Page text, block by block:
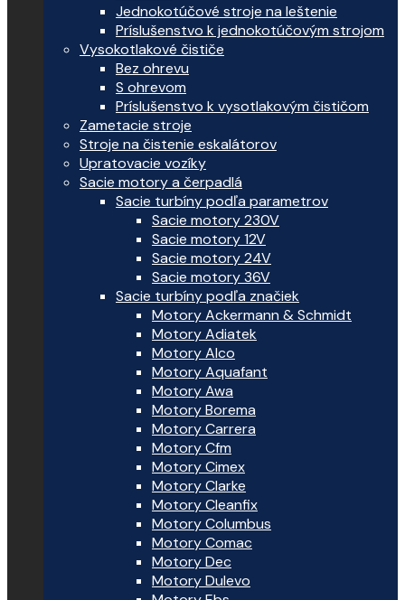
Jednokotúčové stroje na leštenie
Príslušenstvo k jednokotúčovým strojom
Vysokotlakové čističe
Bez ohrevu
S ohrevom
Príslušenstvo k vysotlakovým čističom
Zametacie stroje
Stroje na čistenie eskalátorov
Upratovacie vozíky
Sacie motory a čerpadlá
Sacie turbíny podľa parametrov
Sacie motory 230V
Sacie motory 12V
Sacie motory 24V
Sacie motory 36V
Sacie turbíny podľa značiek
Motory Ackermann & Schmidt
Motory Adiatek
Motory Alco
Motory Aquafant
Motory Awa
Motory Borema
Motory Carrera
Motory Cfm
Motory Cimex
Motory Clarke
Motory Cleanfix
Motory Columbus
Motory Comac
Motory Dec
Motory Dulevo